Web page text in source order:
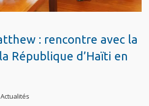
: rencontre avec la
République d’Haïti en
Actualités